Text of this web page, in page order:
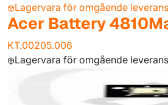
Lagervara för omgående leverans
Acer Battery
KT.00205.006
Lagervara för omgående leverans